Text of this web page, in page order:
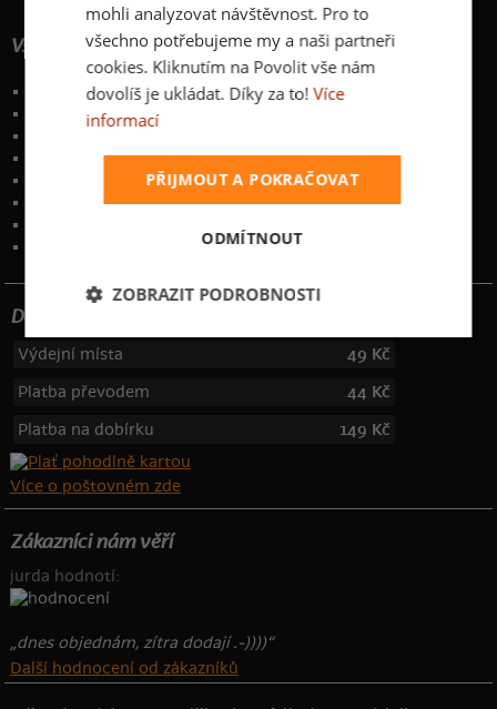
Vše o nákupu
Poštovné a způsoby doručení
Garance výměny či vrácení
Zakázkový potisk textilu
Obchodní podmínky
Ochrana osobních údajů
Dotujeme poštovné
Výdejní místa
49 Kč
Platba převodem
44 Kč
Platba na dobírku
149 Kč
Více o poštovném zde
Zákazníci nám věří
jurda hodnotí:
„dnes objednám, zítra dodají .-))))“
Další hodnocení od zákazníků
mohli analyzovat návštěvnost. Pro to
všechno potřebujeme my a naši partneři
cookies. Kliknutím na Povolit vše nám
dovolíš je ukládat. Díky za to! Více
informací
PŘIJMOUT A POKRAČOVAT
ODMÍTNOUT
ZOBRAZIT PODROBNOSTI